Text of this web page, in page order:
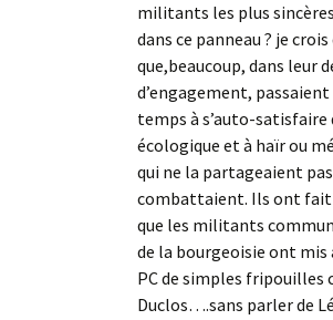
militants les plus
dans ce panneau ? je crois
que,beaucoup, dans leur
d’engagement, passaient
temps à s’auto-satisfaire
écologique et à haïr ou
qui ne la partageaient
combattaient. Ils ont fait
que les militants
de la bourgeoisie ont mis
PC de simples fripouilles
Duclos….sans parler de